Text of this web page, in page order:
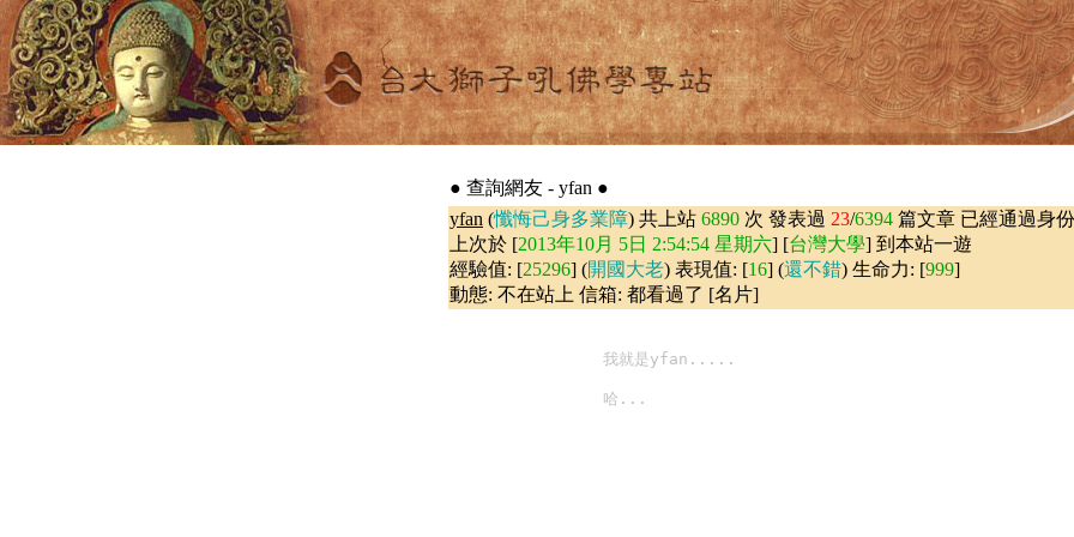
● 查詢網友 - yfan ●
yfan (懺悔己身多業障) 共上站 6890 次 發表過 23/6394 篇文章 已經通過身
上次於 [2013年10月 5日 2:54:54 星期六] [台灣大學] 到本站一遊
經驗值: [25296] (開國大老) 表現值: [16] (還不錯) 生命力: [999]
動態: 不在站上 信箱: 都看過了 [名片]
                我就是yfan.....